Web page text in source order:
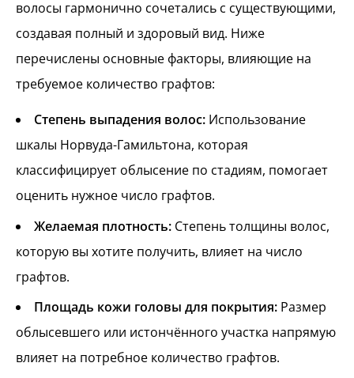
волосы гармонично сочетались с существующими,
создавая полный и здоровый вид. Ниже
перечислены основные факторы, влияющие на
требуемое количество графтов:
Степень выпадения волос: Использование
шкалы Норвуда-Гамильтона, которая
классифицирует облысение по стадиям, помогает
оценить нужное число графтов.
Желаемая плотность: Степень толщины волос,
которую вы хотите получить, влияет на число
графтов.
Площадь кожи головы для покрытия: Размер
облысевшего или истончённого участка напрямую
влияет на потребное количество графтов.